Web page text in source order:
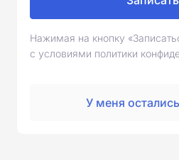
Нажимая на кнопку
с условиями политики
У меня